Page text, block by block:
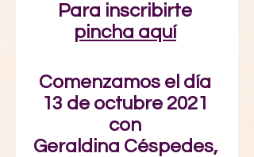
Para inscribirte
pincha aquí
Comenzamos el día
13 de octubre 2021
con
Geraldina Céspedes,